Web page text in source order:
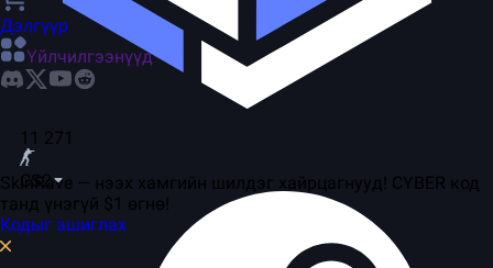
11 271
CS2
Дэлгүүр
Үйлчилгээнүүд
SkinRave — нээх хамгийн шилдэг хайрцагнууд! CYBER код
танд үнэгүй $1 өгнө!
Кодыг ашиглах